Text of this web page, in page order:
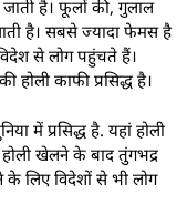
है। फूलों की, गुलाल
है। सबसे ज्‍यादा फेमस है
से लोग पहुंचते हैं।
होली काफी प्रसिद्ध है।
में प्रसिद्ध है. यहां होली
होली खेलने के बाद तुंगभद्र
के लिए विदेशों से भी लोग